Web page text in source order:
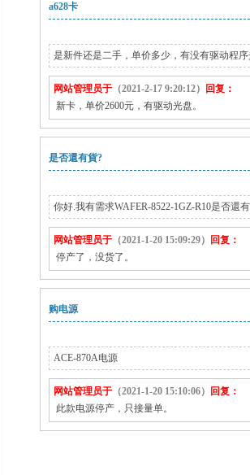
a628卡
是新件还是二手，单价多少，有没有驱动程序
网站管理员于 （2021-2-17 9:20:12）
回复：
新卡，单价2600元，有驱动光盘。
是否還有貨?
你好.我有需求WAFER-8522-1GZ-R10是否還
网站管理员于 （2021-1-20 15:09:29）
回复：
停产了，没货了。
购电源
ACE-870A电源
网站管理员于 （2021-1-20 15:10:06）
回复：
此款电源停产，只接量单。